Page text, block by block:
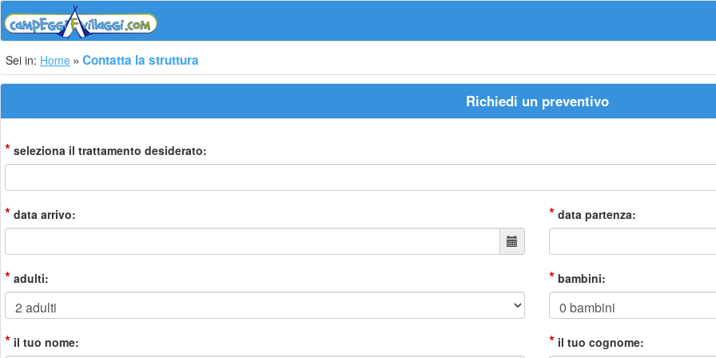
Sei in: Home Contatta la struttura
Richiedi un preventivo
* seleziona il trattamento desiderato:
* data arrivo: * data partenza:
* adulti: * bambini:
* il tuo nome: * il tuo cognome: